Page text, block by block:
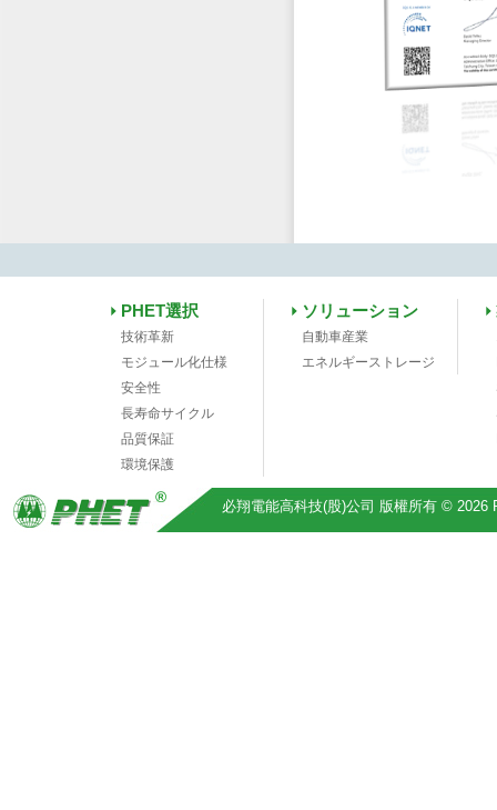
PHET選択
技術革新
モジュール化仕様
安全性
長寿命サイクル
品質保証
環境保護
ソリューション
自動車産業
エネルギーストレージ
必翔電能高科技(股)公司 版權所有 © 2026